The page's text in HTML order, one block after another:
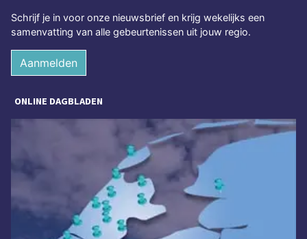
Schrijf je in voor onze nieuwsbrief en krijg wekelijks een
samenvatting van alle gebeurtenissen uit jouw regio.
Aanmelden
ONLINE DAGBLADEN